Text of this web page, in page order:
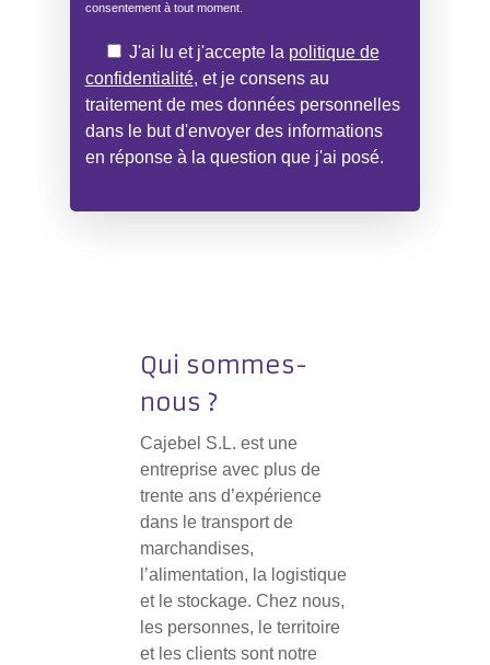
consentement à tout moment.
J'ai lu et j'accepte la politique de
confidentialité, et je consens au
traitement de mes données personnelles
dans le but d'envoyer des informations
en réponse à la question que j'ai posé.
Qui sommes-
nous ?
Cajebel S.L. est une
entreprise avec plus de
trente ans d’expérience
dans le transport de
marchandises,
l’alimentation, la logistique
et le stockage. Chez nous,
les personnes, le territoire
et les clients sont notre